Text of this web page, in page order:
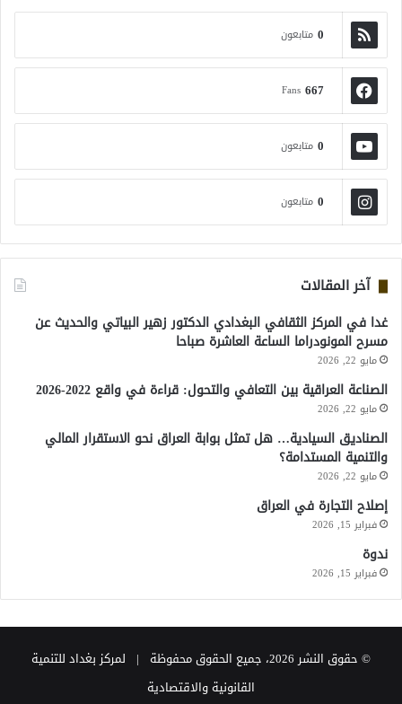
0 متابعون
667
Fans
0 متابعون
0 متابعون
آخر المقالات
غدا في المركز الثقافي البغدادي الدكتور زهير البياتي والحديث عن
مسرح المونودراما الساعة العاشرة صباحا
مايو 22, 2026
الصناعة العراقية بين التعافي والتحول: قراءة في واقع 2022-2026
مايو 22, 2026
الصناديق السيادية… هل تمثل بوابة العراق نحو الاستقرار المالي
والتنمية المستدامة؟
مايو 22, 2026
إصلاح التجارة في العراق
فبراير 15, 2026
ندوة
فبراير 15, 2026
© حقوق النشر 2026، جميع الحقوق محفوظة | لمركز بغداد للتنمية
القانونية والاقتصادية